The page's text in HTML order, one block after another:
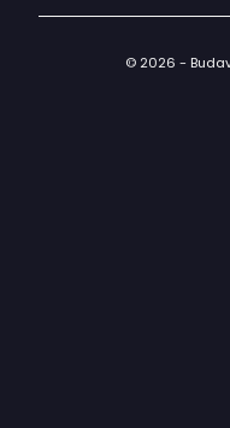
© 2026 -